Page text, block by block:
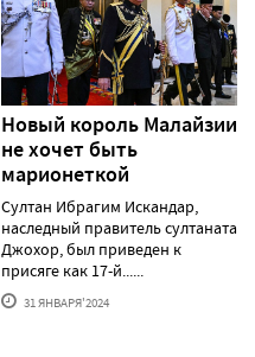
Новый король Малайзии
не хочет быть
марионеткой
Султан Ибрагим Искандар,
наследный правитель султаната
Джохор, был приведен к
присяге как 17-й......
31 ЯНВАРЯ'2024